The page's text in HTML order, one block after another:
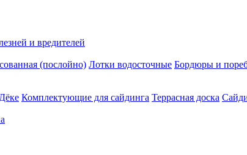
и вредителей
(послойно) Лотки водосточные Бордюры и
Комплектующие для сайдинга Террасная доска